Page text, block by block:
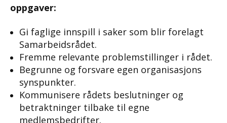
oppgaver:
Gi faglige innspill i saker som blir forelagt
Samarbeidsrådet.
Fremme relevante problemstillinger i rådet.
Begrunne og forsvare egen organisasjons
synspunkter.
Kommunisere rådets beslutninger og
betraktninger tilbake til egne
medlemsbedrifter.